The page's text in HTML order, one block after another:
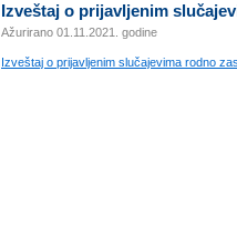
Izvеštај о priјаvljеnim
Ažurirano 01.11.2021. godine
Izvеštај о priјаvljеnim slučајеvimа rоdnо